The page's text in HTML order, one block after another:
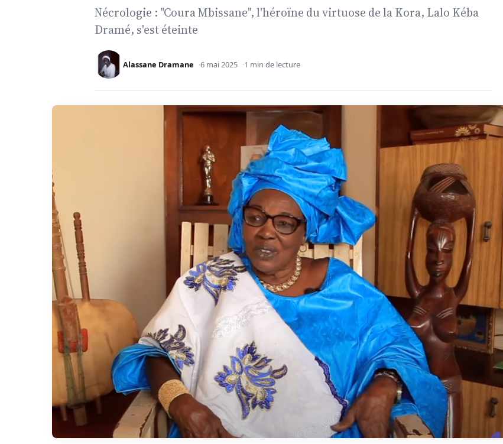
Nécrologie : "Coura Mbissane", l'héroïne du virtuose de la Kora, Lalo Kéba
Dramé, s'est éteinte
Alassane Dramane 6 mai 2025 1 min de lecture